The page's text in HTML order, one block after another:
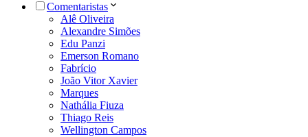
Comentaristas
Alê Oliveira
Alexandre Simões
Edu Panzi
Emerson Romano
Fabrício
João Vitor Xavier
Marques
Nathália Fiuza
Thiago Reis
Wellington Campos